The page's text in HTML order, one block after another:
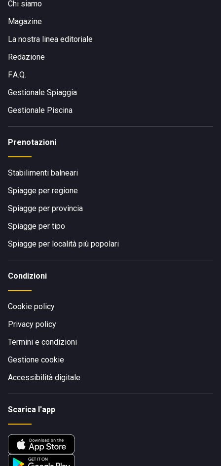
Chi siamo
Magazine
La nostra linea editoriale
Redazione
F.A.Q.
Gestionale Spiaggia
Gestionale Piscina
Prenotazioni
Stabilimenti balneari
Spiagge per regione
Spiagge per provincia
Spiagge per tipo
Spiagge per località più popolari
Condizioni
Cookie policy
Privacy policy
Termini e condizioni
Gestione cookie
Accessibilità digitale
Scarica l'app